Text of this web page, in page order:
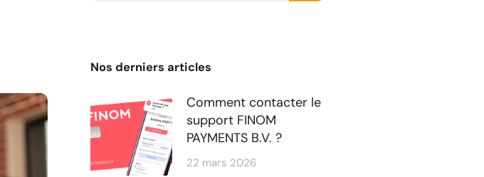
Nos derniers articles
Comment contacter le
support FINOM
PAYMENTS B.V. ?
22 mars 2026